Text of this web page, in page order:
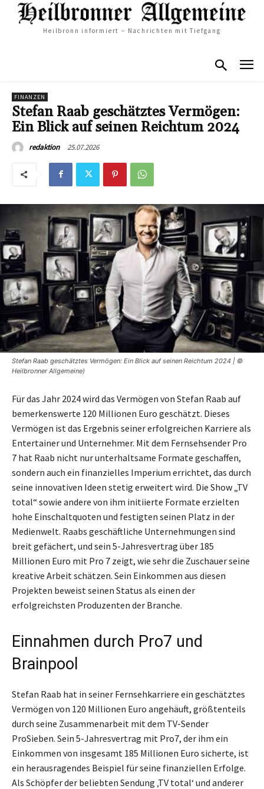
Heilbronn informiert – Nachrichten mit Tiefgang
FINANZEN
Stefan Raab geschätztes Vermögen:
Ein Blick auf seinen Reichtum 2024
redaktion 25.07.2026
Stefan Raab geschätztes Vermögen: Ein Blick auf seinen Reichtum 2024 | ©
Heilbronner Allgemeine)
Für das Jahr 2024 wird das Vermögen von Stefan Raab auf
bemerkenswerte 120 Millionen Euro geschätzt. Dieses
Vermögen ist das Ergebnis seiner erfolgreichen Karriere als
Entertainer und Unternehmer. Mit dem Fernsehsender Pro
7 hat Raab nicht nur unterhaltsame Formate geschaffen,
sondern auch ein finanzielles Imperium errichtet, das durch
seine innovativen Ideen stetig erweitert wird. Die Show „TV
total“ sowie andere von ihm initiierte Formate erzielten
hohe Einschaltquoten und festigten seinen Platz in der
Medienwelt. Raabs geschäftliche Unternehmungen sind
breit gefächert, und sein 5-Jahresvertrag über 185
Millionen Euro mit Pro 7 zeigt, wie sehr die Zuschauer seine
kreative Arbeit schätzen. Sein Einkommen aus diesen
Projekten beweist seinen Status als einen der
erfolgreichsten Produzenten der Branche.
Einnahmen durch Pro7 und
Brainpool
Stefan Raab hat in seiner Fernsehkarriere ein geschätztes
Vermögen von 120 Millionen Euro angehäuft, größtenteils
durch seine Zusammenarbeit mit dem TV-Sender
ProSieben. Sein 5-Jahresvertrag mit Pro7, der ihm ein
Einkommen von insgesamt 185 Millionen Euro sicherte, ist
ein herausragendes Beispiel für seine finanziellen Erfolge.
Als Schöpfer der beliebten Sendung ‚TV total‘ und anderer